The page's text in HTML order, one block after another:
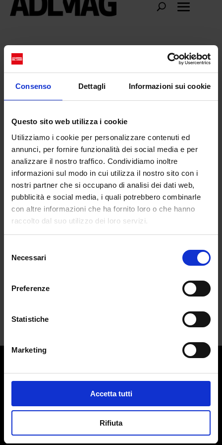
Consenso Dettagli Informazioni sui cookie
Questo sito web utilizza i cookie
Utilizziamo i cookie per personalizzare contenuti ed
annunci, per fornire funzionalità dei social media e per
analizzare il nostro traffico. Condividiamo inoltre
informazioni sul modo in cui utilizza il nostro sito con i
nostri partner che si occupano di analisi dei dati web,
pubblicità e social media, i quali potrebbero combinarle
con altre informazioni che ha fornito loro o che hanno
raccolto dal suo utilizzo dei loro servizi.
delNecessari
Preferenze
Statistiche
Marketing
Accetta tutti
Rifiuta
Salvatore Ferrgamo
Ferragamo: un mondo di sogni tutto da
daPietro Zuccotti|Ott 27, 2023|FASHION
Lo chiamavano "il calzolaio delle star" e il
Contatti:redazione@adlmag.it
ACCADEMIA DEL LUSSO